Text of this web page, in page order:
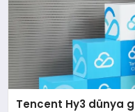
Tencent Hy3 dünya